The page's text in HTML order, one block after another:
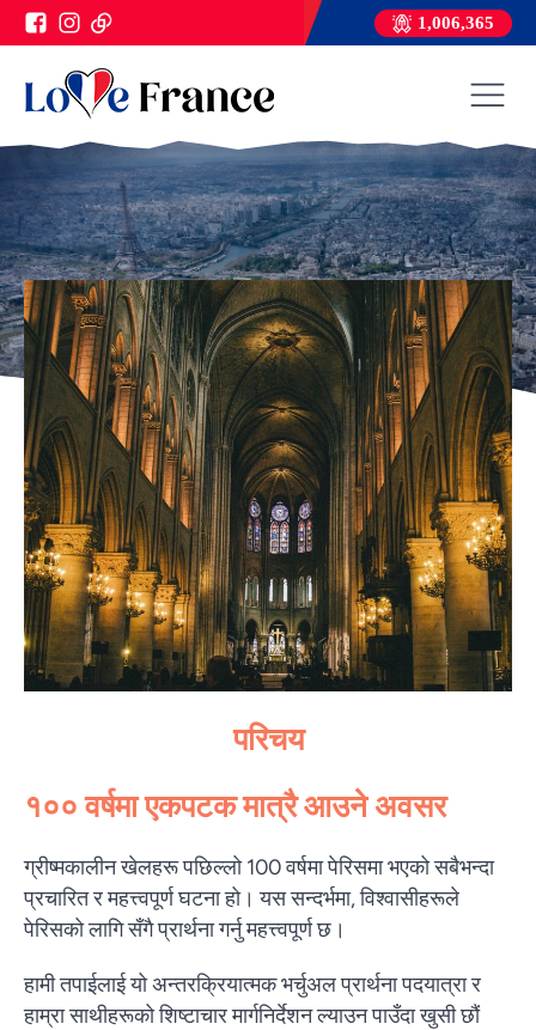
1,006,365
परिचय
१०० वर्षमा एकपटक मात्रै आउने अवसर
ग्रीष्मकालीन खेलहरू पछिल्लो 100 वर्षमा पेरिसमा भएको सबैभन्दा
प्रचारित र महत्त्वपूर्ण घटना हो। यस सन्दर्भमा, विश्वासीहरूले
पेरिसको लागि सँगै प्रार्थना गर्नु महत्त्वपूर्ण छ।
हामी तपाईलाई यो अन्तरक्रियात्मक भर्चुअल प्रार्थना पदयात्रा र
हाम्रा साथीहरूको शिष्टाचार मार्गनिर्देशन ल्याउन पाउँदा खुसी छौं